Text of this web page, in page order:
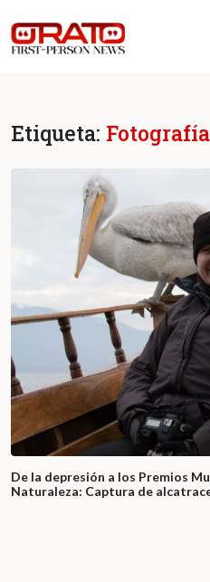
Etiqueta:
De la depresión a los Premios
Naturaleza: Captura de